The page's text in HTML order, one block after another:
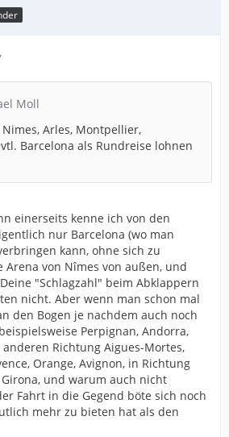
Moll
Arles, Montpellier,
Barcelona als Rundreise lohnen
einerseits kenne ich von den
nur Barcelona (wo man
kann, ohne sich zu
Arena von Nîmes von außen, und
"Schlagzahl" beim Abklappern
nicht. Aber wenn man schon mal
den Bogen je nachdem auch noch
Perpignan, Andorra,
Richtung Aigues-Mortes,
Orange, Avignon, in Richtung
und warum auch nicht
Fahrt in die Gegend böte sich noch
mehr zu bieten hat als den